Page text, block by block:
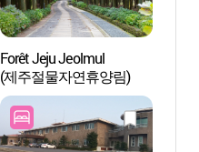
Forêt Jeju Jeolmul
(제주절물자연휴양림)